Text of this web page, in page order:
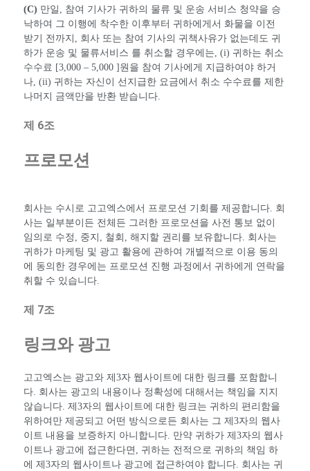
(C) 만일, 참여 기사가 귀하의 물류 및 운송 서비스 청약을 승
낙하여 그 이행에 착수한 이후부터 귀하에게서 화물을 이전
받기 전까지, 회사 또는 참여 기사의 귀책사유가 없는데도 귀
하가 운송 및 물류서비스 를 취소할 경우에는, (i) 귀하는 취소
수수료 [3,000 – 5,000 ]원을 참여 기사에게 지급하여야 하거
나, (ii) 귀하는 자신이 선지급한 요금에서 취소 수수료를 제한
나머지 금액만을 반환 받습니다.
제 6조
프로모션
회사는 수시로 고고엑스에서 프로모션 기회를 제공합니다. 회
사는 일부분이든 전체든 그러한 프로모션을 사전 통보 없이
임의로 수정, 중지, 철회, 해지할 권리를 보유합니다. 회사는
귀하가 마케팅 및 광고 활용에 관하여 개별적으로 이용 동의
에 동의한 경우에는 프로모션 진행 과정에서 귀하에게 연락을
취할 수 있습니다.
제 7조
링크와 광고
고고엑스는 광고와 제3자 웹사이트에 대한 링크를 포함합니
다. 회사는 광고의 내용이나 정확성에 대해서는 책임을 지지
않습니다. 제3자의 웹사이트에 대한 링크는 귀하의 편리함을
위하여만 제공되고 어떤 방식으로든 회사는 그 제3자의 웹사
이트 내용을 보증하지 아니합니다. 만약 귀하가 제3자의 웹사
이트나 광고에 접근한다면, 귀하는 전적으로 귀하의 책임 하
에 제3자의 웹사이트나 광고에 접근하여야 합니다. 회사는 귀